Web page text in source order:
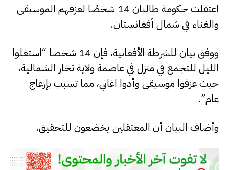
اعتقلت حكومة طالبان 14 شخصًا لعزفهم الموسيقى
والغناء في شمال أفغانستان.
ووفق بيان للشرطة الأفغانية، فإن 14 شخصا “استغلوا
الليل للتجمع في منزل في عاصمة ولاية تخار الشمالية،
حيث عزفوا موسيقى وأدوا اغاني، مما تسبب بإزعاج
عام”.
وأضاف البيان أن المعتقلين يخضعون للتحقيق.